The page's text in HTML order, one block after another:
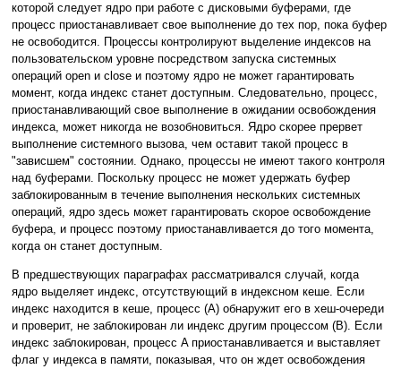
которой следует ядро при работе с дисковыми буферами, где
процесс приостанавливает свое выполнение до тех пор, пока буфер
не освободится. Процессы контролируют выделение индексов на
пользовательском уровне посредством запуска системных
операций open и close и поэтому ядро не может гарантировать
момент, когда индекс станет доступным. Следовательно, процесс,
приостанавливающий свое выполнение в ожидании освобождения
индекса, может никогда не возобновиться. Ядро скорее прервет
выполнение системного вызова, чем оставит такой процесс в
"зависшем" состоянии. Однако, процессы не имеют такого контроля
над буферами. Поскольку процесс не может удержать буфер
заблокированным в течение выполнения нескольких системных
операций, ядро здесь может гарантировать скорое освобождение
буфера, и процесс поэтому приостанавливается до того момента,
когда он станет доступным.
В предшествующих параграфах рассматривался случай, когда
ядро выделяет индекс, отсутствующий в индексном кеше. Если
индекс находится в кеше, процесс (A) обнаружит его в хеш-очереди
и проверит, не заблокирован ли индекс другим процессом (B). Если
индекс заблокирован, процесс A приостанавливается и выставляет
флаг у индекса в памяти, показывая, что он ждет освобождения